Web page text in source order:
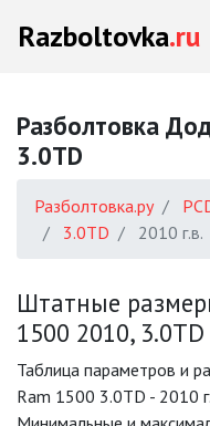
Razboltovka.ru
Разболтовка
3.0TD
Разболтовка.ру
3.0TD
2010 г.в.
Штатные
1500 2010, 3.0TD
Таблица параметров и
Ram 1500 3.0TD - 2010 г.